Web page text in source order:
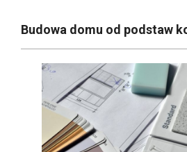
NavigationBudowa domu od podstaw